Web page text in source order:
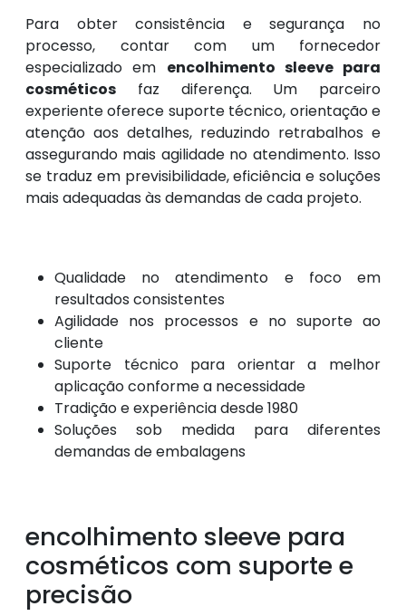
Para obter consistência e segurança no
processo, contar com um fornecedor
especializado em encolhimento sleeve para
cosméticos faz diferença. Um parceiro
experiente oferece suporte técnico, orientação e
atenção aos detalhes, reduzindo retrabalhos e
assegurando mais agilidade no atendimento. Isso
se traduz em previsibilidade, eficiência e soluções
mais adequadas às demandas de cada projeto.
Qualidade no atendimento e foco em
resultados consistentes
Agilidade nos processos e no suporte ao
cliente
Suporte técnico para orientar a melhor
aplicação conforme a necessidade
Tradição e experiência desde 1980
Soluções sob medida para diferentes
demandas de embalagens
encolhimento sleeve para
cosméticos com suporte e
precisão